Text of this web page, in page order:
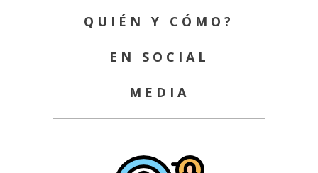
QUIÉN Y CÓMO?
EN SOCIAL
MEDIA